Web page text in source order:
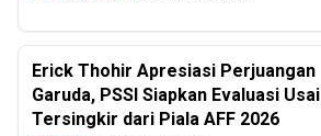
Erick Thohir Apresiasi Perjuangan
Garuda, PSSI Siapkan Evaluasi Usai
Tersingkir dari Piala AFF 2026